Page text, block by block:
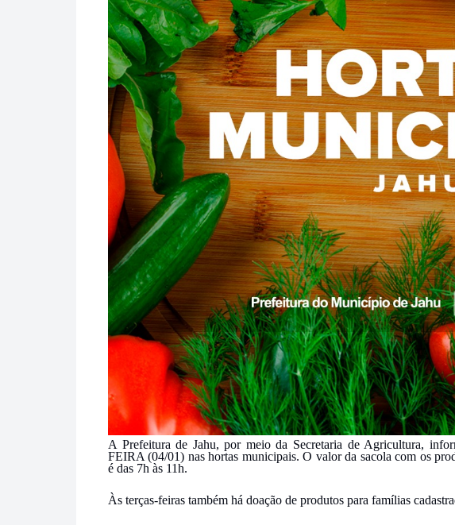
A Prefeitura de Jahu, por meio da Secretaria de Agricultura,
FEIRA (04/01) nas hortas municipais. O valor da sacola com os
é das 7h às 11h.
Às terças-feiras também há doação de produtos para famílias